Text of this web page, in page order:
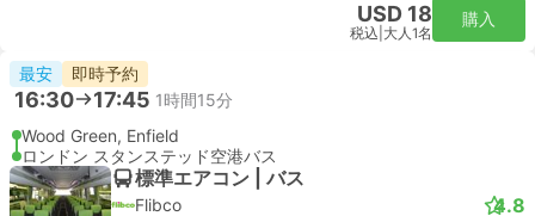
USD 32
税込 大人1名
購入
即時予約
21:06 21:54 48分
リバプールストリート駅, ロンドン
London Stansted Airport
スタンダード | 列車
Stansted Express